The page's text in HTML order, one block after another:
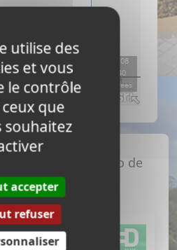
, cliquez sur le logo de
choix*
utilise des
et vous
le contrôle
que
souhaitez
accepter
refuser